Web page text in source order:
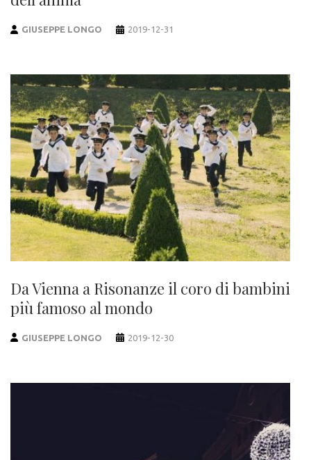
GIUSEPPE LONGO 2019-12-31
Da Vienna a Risonanze il coro di bambini
più famoso al mondo
GIUSEPPE LONGO 2019-12-30